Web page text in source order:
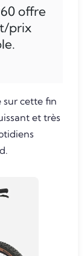
offre
prix
sur cette fin
et très